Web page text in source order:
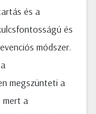
és a
és
módszer.
megszünteti a
mert a